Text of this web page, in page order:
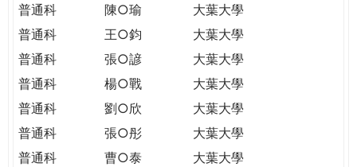
普通科
陳○瑜
大葉大學
普通科
王○鈞
大葉大學
普通科
張○諺
大葉大學
普通科
楊○戰
大葉大學
普通科
劉○欣
大葉大學
普通科
張○彤
大葉大學
普通科
曹○泰
大葉大學